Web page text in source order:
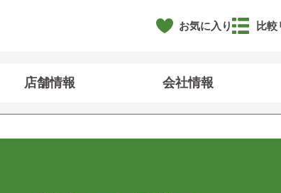
お気に入り 比較
店舗情報 会社情報